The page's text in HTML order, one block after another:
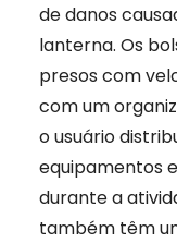
de danos
lanterna. Os
presos com
com um
o usuário
equipamentos
durante a
também têm